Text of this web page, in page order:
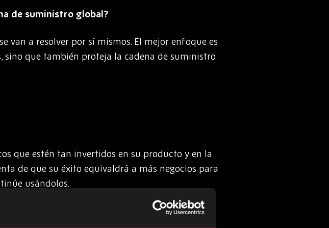
de suministro global?
van a resolver por sí mismos. El mejor enfoque es
sino que también proteja la cadena de suministro
que estén tan invertidos en su producto y en la
de que su éxito equivaldrá a más negocios para
usándolos.